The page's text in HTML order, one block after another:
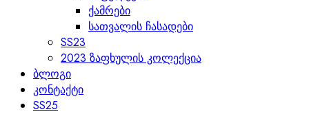
ქამრები
სათვალის ჩასადები
SS23
2023 ზაფხულის კოლექცია
ბლოგი
კონტაქტი
SS25